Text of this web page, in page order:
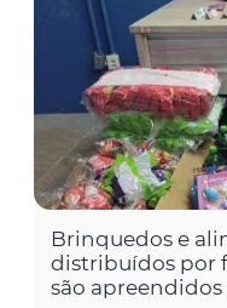
Brinquedos e
distribuídos por
são apreendidos